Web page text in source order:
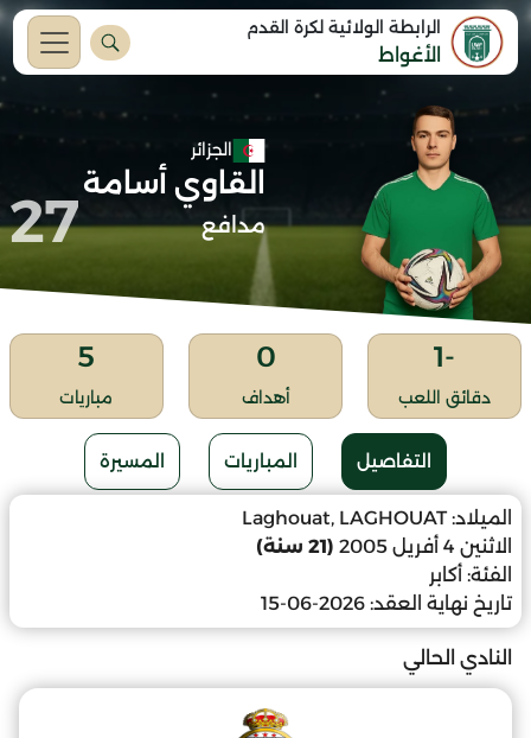
الرابطة الولائية لكرة القدم
الأغواط
الجزائر
القاوي أسامة
مدافع 27
-1
دقائق اللعب
0
أهداف
5
مباريات
التفاصيل المباريات المسيرة
الميلاد: Laghouat, LAGHOUAT
الاثنين 4 أفريل 2005
(21 سنة)
الفئة: أكابر
تاريخ نهاية العقد: 2026-06-15
النادي الحالي